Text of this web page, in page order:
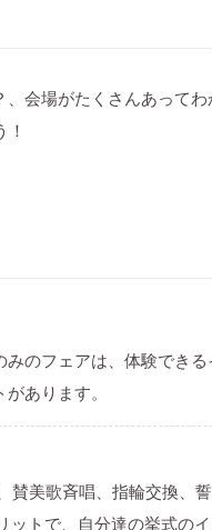
会場がたくさんあって
のフェアは、体験でき
あります。
美歌斉唱、指輪交換、
トで、自分達の挙式のイ